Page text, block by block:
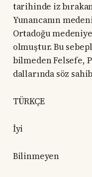
tarihinde iz
Yunancanın
Ortadoğu
olmuştur. Bu
bilmeden Felsefe,
dallarında söz
TÜRKÇE
İyi